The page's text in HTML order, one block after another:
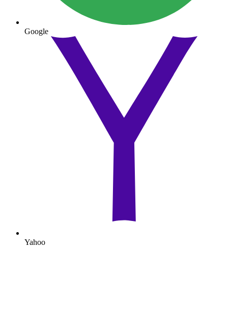
Google
Yahoo